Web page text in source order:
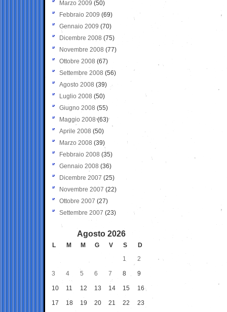
Marzo 2009 (50)
Febbraio 2009 (69)
Gennaio 2009 (70)
Dicembre 2008 (75)
Novembre 2008 (77)
Ottobre 2008 (67)
Settembre 2008 (56)
Agosto 2008 (39)
Luglio 2008 (50)
Giugno 2008 (55)
Maggio 2008(63)
Aprile 2008 (50)
Marzo 2008 (39)
Febbraio 2008 (35)
Gennaio 2008 (36)
Dicembre 2007 (25)
Novembre 2007 (22)
Ottobre 2007 (27)
Settembre 2007 (23)
Agosto 2026
L M M G V S
D
1
2
3 4 5 6 7 8 9
10 11 12 13 14 15 16
17 18 19 20 21 22 23